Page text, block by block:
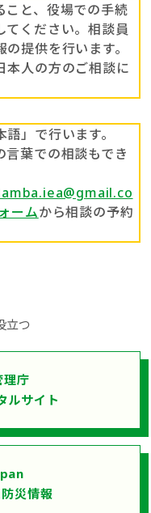
こと、役場での手続
てください。相談員
提供を行います。
本人の方のご相談に
」で行います。
言葉での相談もでき
ームから相談の予約
立つ
理庁
ルサイト
災情報